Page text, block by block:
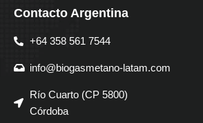
Contacto Argentina
+64 358 561 7544
info@biogasmetano-latam.com
Río Cuarto (CP 5800)
Córdoba